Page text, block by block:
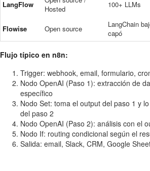
LangFlow
Hosted
100+ LLMs
Flowise Open source
LangChain
capó
Flujo típico en n8n:
Trigger: webhook, email, formulario,
Nodo OpenAI (Paso 1): extracción de
específico
Nodo Set: toma el output del paso 1 y
del paso 2
Nodo OpenAI (Paso 2): análisis con el
Nodo If: routing condicional según el
Salida: email, Slack, CRM, Google